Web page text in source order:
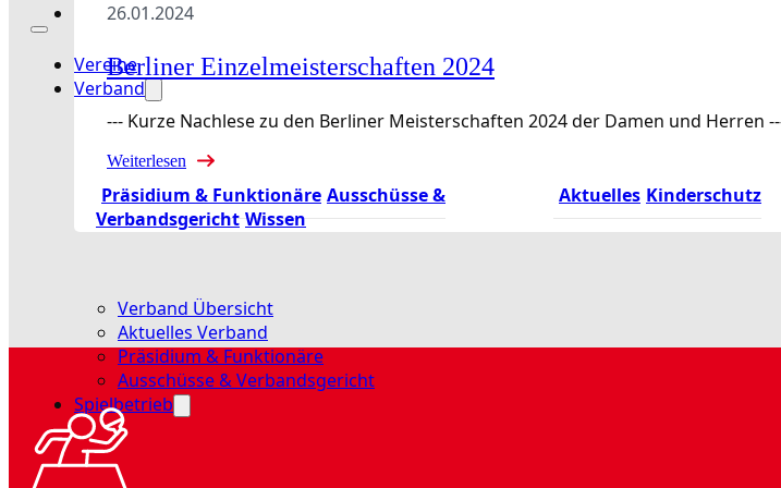
Vereine
Verband
Präsidium & Funktionäre Ausschüsse &
Verbandsgericht Wissen
Aktuelles Kinderschutz
Verband Übersicht
Aktuelles Verband
Präsidium & Funktionäre
Ausschüsse & Verbandsgericht
Spielbetrieb
26.01.2024
Berliner Einzelmeisterschaften 2024
--- Kurze Nachlese zu den Berliner Meisterschaften 2024 der Damen und
Weiterlesen